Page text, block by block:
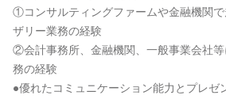
①コンサルティングファームや金融機関
ザリー業務の経験
②会計事務所、金融機関、一般事業会社
務の経験
●優れたコミュニケーション能力とプレゼ